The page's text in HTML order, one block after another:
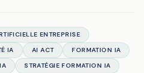
ENTREPRISE
IA AI ACT
FORMATION IA
STRATÉGIE FORMATION IA